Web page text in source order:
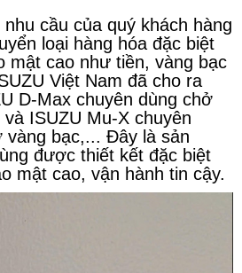
cầu của quý khách hàng
loại hàng hóa đặc biệt
mật cao như tiền, vàng bạc
Việt Nam đã cho ra
D-Max chuyên dùng chở
ISUZU Mu-X chuyên
vàng bạc,... Đây là sản
được thiết kết đặc biệt
mật cao, vận hành tin cậy.